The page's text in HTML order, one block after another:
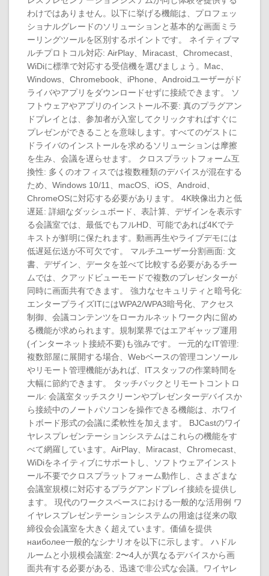
わけではありません。以下に挙げる機能は、プロフェッ
ショナルグレードのソリューションと基本的な画面ミラ
ーリングツールを区別するポイントです。 ネイティブマ
ルチプロトコル対応: AirPlay、Miracast、Chromecast、
WiDiに標準で対応する受信機を選びましょう。Mac、
Windows、Chromebook、iPhone、Androidユーザーがド
ライバやアプリをダウンロードせずに接続できます。 ソ
フトウェアやアプリのインストール不要: 真のプラグアン
ドプレイとは、参加者が入室してクリックすればすぐに
プレゼンができることを意味します。すべてのゲストに
ドライバのインストールを求めるソリューションは摩擦
を生み、会議を遅らせます。 クロスプラットフォーム互
換性: 多くのオフィスでは複数種類のデバイスが混在する
ため、Windows 10/11、macOS、iOS、Android、
ChromeOSに対応する必要があります。 4K映像出力と低
遅延: 詳細なダッシュボード、表計算、デザインを表示す
る会議室では、最低でもフルHD、可能であれば4Kでテ
キストが鮮明に保たれます。動画再生やライブデモには
低遅延伝送が不可欠です。 マルチユーザー分割画面: 文
書、デザイン、データを並べて比較する必要があるチー
ムでは、クアッドビューモードで複数のプレゼンターが
同時に画面共有できます。 強力なセキュリティと暗号化:
エンタープライズITにはWPA2/WPA3暗号化、アクセス
制御、会議コンテンツをローカルネットワーク内に留め
る機能が求められます。規制業界ではエアギャップ運用
(インターネット接続不要)も強みです。 一元的なIT管理:
複数部屋に展開する場合、Webベースの管理コンソール
やリモート管理機能があれば、ITスタッフの作業時間を
大幅に節約できます。 タッチバックとリモートコントロ
ール: 会議室タッチスクリーンやプレゼンターデバイスか
ら接続中のノートパソコンを操作できる機能は、ホワイ
トボード形式の会議に柔軟性を加えます。 BJCastのワイ
ヤレスプレゼンテーションシステムはこれらの機能をす
べて網羅しています。AirPlay、Miracast、Chromecast、
WiDiをネイティブにサポートし、ソフトウェアインスト
ール不要でクロスプラットフォーム動作し、さまざまな
会議室規模に対応するプラグアンドプレイ接続を提供し
ます。 現代のワークスペースにおける一般的な活用例 ワ
イヤレスプレゼンテーションシステムの用途は従来の取
締役会会議室を大きく超えています。価値を提供
наиболее一般的なシナリオを以下に示します。 ハドル
ルームと小規模会議室: 2〜4人が異なるデバイスから画
面共有する必要がある、迅速で非公式な会議。ワイヤレ